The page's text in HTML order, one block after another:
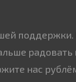
поддержки.
радовать
нас